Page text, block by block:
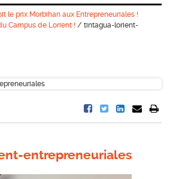
le prix Morbihan aux Entrepreneuriales !
Campus de Lorient ! / tintagua-lorient-
entrepreneuriales